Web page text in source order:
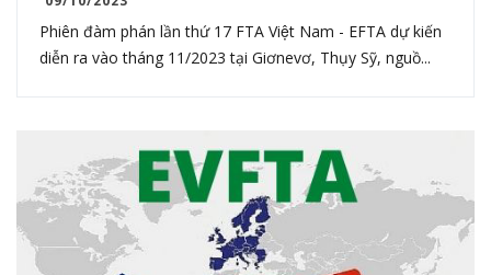
Phiên đàm phán lần thứ 17 FTA Việt Nam - EFTA dự kiến
diễn ra vào tháng 11/2023 tại Giơnevơ, Thụy Sỹ, nguồ...